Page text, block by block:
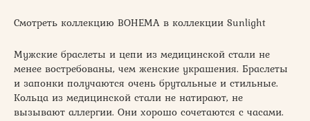
Смотреть коллекцию BOHEMA в коллекции Sunlight
Мужские браслеты и цепи из медицинской стали не
менее востребованы, чем женские украшения. Браслеты
и запонки получаются очень брутальные и стильные.
Кольца из медицинской стали не натирают, не
вызывают аллергии. Они хорошо сочетаются с часами.